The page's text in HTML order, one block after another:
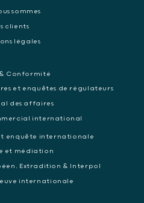
sommes
clients
légales
Conformité
et enquêtes de régulateurs
des affaires
international
enquête internationale
et médiation
Extradition & Interpol
internationale